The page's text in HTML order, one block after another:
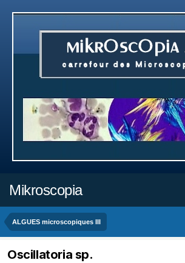
Mikroscopia
ALGUES microscopiques III
Oscillatoria sp.